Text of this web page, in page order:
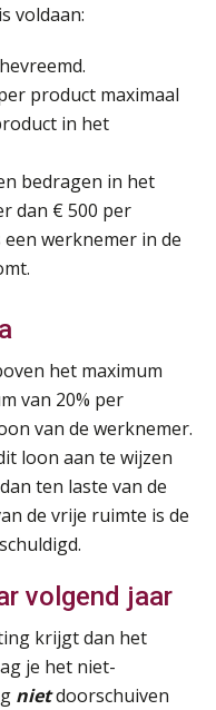
voldaan:
product maximaal
in het
bedragen in het
dan € 500 per
werknemer in de
het maximum
van 20% per
van de werknemer.
loon aan te wijzen
ten laste van de
de vrije ruimte is de
volgend jaar
krijgt dan het
je het niet-
nietdoorschuiven